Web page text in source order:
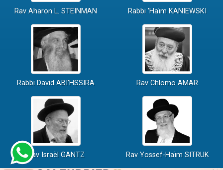
Rav Aharon L. STEINMAN Rabbi 'Haïm KANIEWSKI
Rabbi David ABI'HSSIRA Rav Chlomo AMAR
Rav Israël GANTZ Rav Yossef-Haïm SITRUK